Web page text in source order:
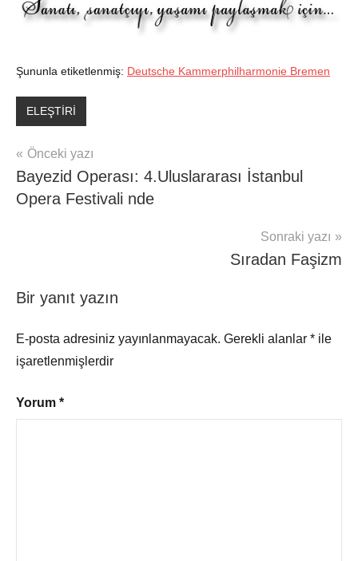
Şununla etiketlenmiş: Deutsche Kammerphilharmonie Bremen
ELEŞTİRİ
Yazı
gezinmesi
Önceki yazı
Bayezid Operası: 4.Uluslararası İstanbul
Opera Festivali nde
Sonraki yazı
Sıradan Faşizm
Bir yanıt yazın
E-posta adresiniz yayınlanmayacak. Gerekli alanlar * ile
işaretlenmişlerdir
Yorum *